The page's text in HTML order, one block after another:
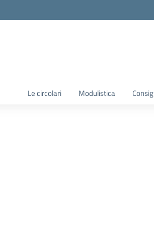
Le circolari Modulistica